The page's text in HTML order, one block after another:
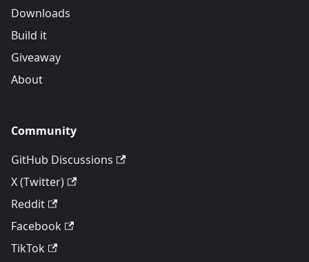
Downloads
Build it
Giveaway
About
Community
GitHub Discussions
X (Twitter)
Reddit
Facebook
TikTok